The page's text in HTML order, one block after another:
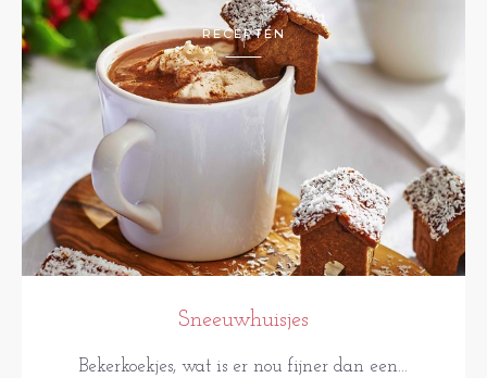
RECEPTEN
Sneeuwhuisjes
Bekerkoekjes, wat is er nou fijner dan een...